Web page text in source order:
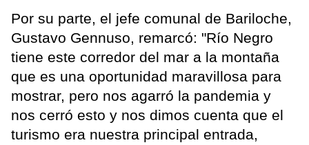
Por su parte, el jefe comunal de Bariloche,
Gustavo Gennuso, remarcó: "Río Negro
tiene este corredor del mar a la montaña
que es una oportunidad maravillosa para
mostrar, pero nos agarró la pandemia y
nos cerró esto y nos dimos cuenta que el
turismo era nuestra principal entrada,